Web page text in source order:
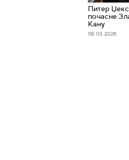
Питер
почасне
Кану
08. 03. 2026.